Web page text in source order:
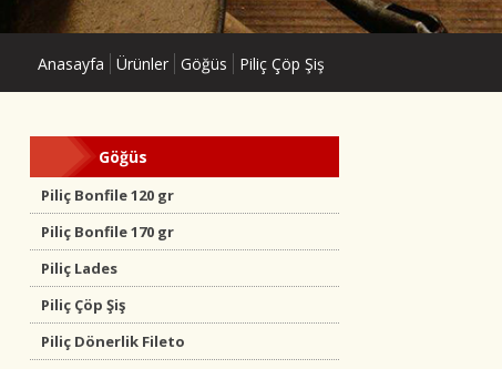
Anasayfa Ürünler Göğüs Piliç Çöp Şiş
Göğüs
Piliç Bonfile 120 gr
Piliç Bonfile 170 gr
Piliç Lades
Piliç Çöp Şiş
Piliç Dönerlik Fileto